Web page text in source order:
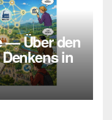
— Über den
in